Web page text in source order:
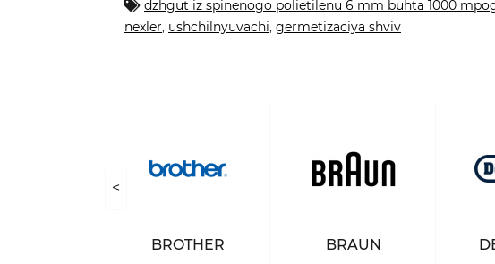
dzhgut iz spinenogo polietilenu 6 mm buhta 1000
nexler, ushchilnyuvachi, germetizaciya shviv
<
BROTHER BRAUN